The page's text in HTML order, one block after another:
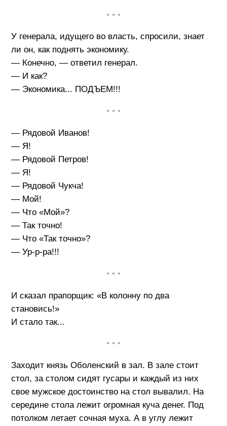
• • •
У генерала, идущего во власть, спросили, знает
ли он, как поднять экономику.
— Конечно, — ответил генерал.
— И как?
— Экономика... ПОДЪЕМ!!!
• • •
— Рядовой Иванов!
— Я!
— Рядовой Петров!
— Я!
— Рядовой Чукча!
— Мой!
— Что «Мой»?
— Так точно!
— Что «Так точно»?
— Ур-р-ра!!!
• • •
И сказал прапорщик: «В колонну по два
становись!»
И стало так...
• • •
Заходит князь Оболенский в зал. В зале стоит
стол, за столом сидят гусары и каждый из них
свое мужское достоинство на стол вывалил. На
середине стола лежит огромная куча денег. Под
потолком летает сочная муха. А в углу лежит